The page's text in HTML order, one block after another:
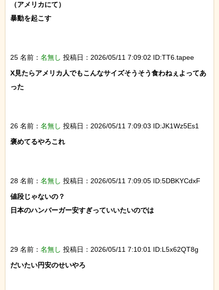
（アメリカにて）
暴動を起こす
25 名前： 名無し 投稿日：2026/05/11 7:09:02 ID:TT6.tapee
X見たらアメリカ人でもこんなサイズそうそう食わねぇよってあ
った
26 名前： 名無し 投稿日：2026/05/11 7:09:03 ID:JK1Wz5Es1
褒めてるやろこれ
28 名前： 名無し 投稿日：2026/05/11 7:09:05 ID:5DBKYCdxF
値段じゃないの？
日本のハンバーガー安すぎっていいたいのでは
29 名前： 名無し 投稿日：2026/05/11 7:10:01 ID:L5x62QT8g
だいたい円安のせいやろ